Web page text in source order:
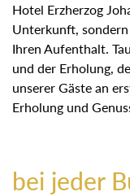
Hotel Erzherzog
Unterkunft,
Ihren Aufenthalt.
und der Erholung,
unserer Gäste an
Erholung und
bei jeder